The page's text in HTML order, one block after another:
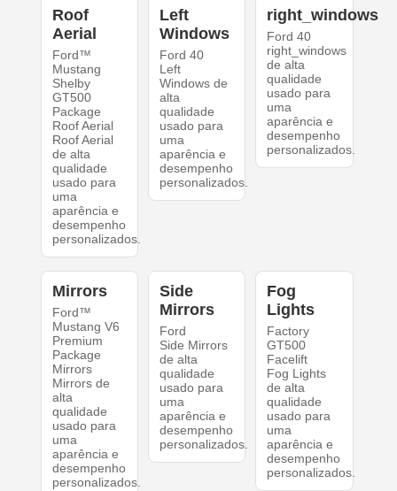
Roof
Aerial
Ford™
Mustang
Shelby
GT500
Package
Roof Aerial
Roof Aerial
de alta
qualidade
usado para
uma
aparência e
desempenho
personalizados.
Left
Windows
Ford 40
Left
Windows de
alta
qualidade
usado para
uma
aparência e
desempenho
personalizados.
right_windows
Ford 40
right_windows
de alta
qualidade
usado para
uma
aparência e
desempenho
personalizados.
Mirrors
Ford™
Mustang V6
Premium
Package
Mirrors
Mirrors de
alta
qualidade
usado para
uma
aparência e
desempenho
personalizados.
Side
Mirrors
Ford
Side Mirrors
de alta
qualidade
usado para
uma
aparência e
desempenho
personalizados.
Fog
Lights
Factory
GT500
Facelift
Fog Lights
de alta
qualidade
usado para
uma
aparência e
desempenho
personalizados.